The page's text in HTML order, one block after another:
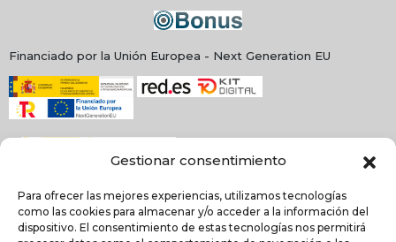
Gestionar consentimiento
Para ofrecer las mejores experiencias, utilizamos tecnologías
como las cookies para almacenar y/o acceder a la información del
dispositivo. El consentimiento de estas tecnologías nos permitirá
Financiado por la Unión Europea - Next Generation EU